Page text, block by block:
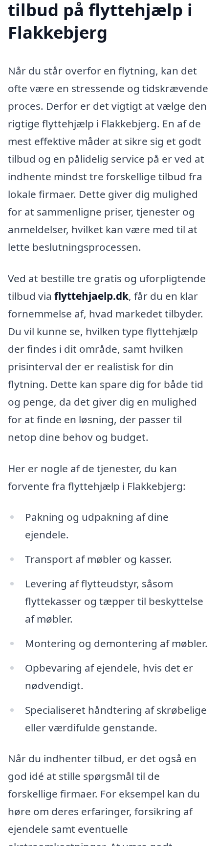
tilbud på flyttehjælp i
Flakkebjerg
Når du står overfor en flytning, kan det
ofte være en stressende og tidskrævende
proces. Derfor er det vigtigt at vælge den
rigtige flyttehjælp i Flakkebjerg. En af de
mest effektive måder at sikre sig et godt
tilbud og en pålidelig service på er ved at
indhente mindst tre forskellige tilbud fra
lokale firmaer. Dette giver dig mulighed
for at sammenligne priser, tjenester og
anmeldelser, hvilket kan være med til at
lette beslutningsprocessen.
Ved at bestille tre gratis og uforpligtende
tilbud via flyttehjaelp.dk, får du en klar
fornemmelse af, hvad markedet tilbyder.
Du vil kunne se, hvilken type flyttehjælp
der findes i dit område, samt hvilken
prisinterval der er realistisk for din
flytning. Dette kan spare dig for både tid
og penge, da det giver dig en mulighed
for at finde en løsning, der passer til
netop dine behov og budget.
Her er nogle af de tjenester, du kan
forvente fra flyttehjælp i Flakkebjerg:
Pakning og udpakning af dine
ejendele.
Transport af møbler og kasser.
Levering af flytteudstyr, såsom
flyttekasser og tæpper til beskyttelse
af møbler.
Montering og demontering af møbler.
Opbevaring af ejendele, hvis det er
nødvendigt.
Specialiseret håndtering af skrøbelige
eller værdifulde genstande.
Når du indhenter tilbud, er det også en
god idé at stille spørgsmål til de
forskellige firmaer. For eksempel kan du
høre om deres erfaringer, forsikring af
ejendele samt eventuelle